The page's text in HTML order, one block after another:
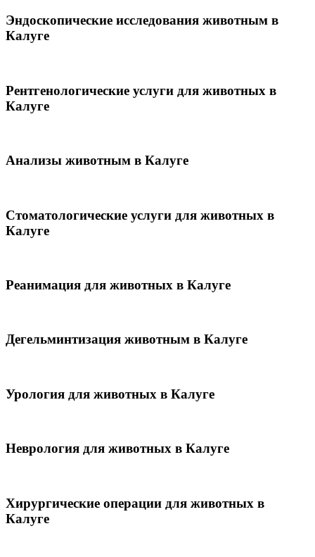
Эндоскопические исследования животным в
Калуге
Рентгенологические услуги для животных в
Калуге
Анализы животным в Калуге
Стоматологические услуги для животных в
Калуге
Реанимация для животных в Калуге
Дегельминтизация животным в Калуге
Урология для животных в Калуге
Неврология для животных в Калуге
Хирургические операции для животных в
Калуге